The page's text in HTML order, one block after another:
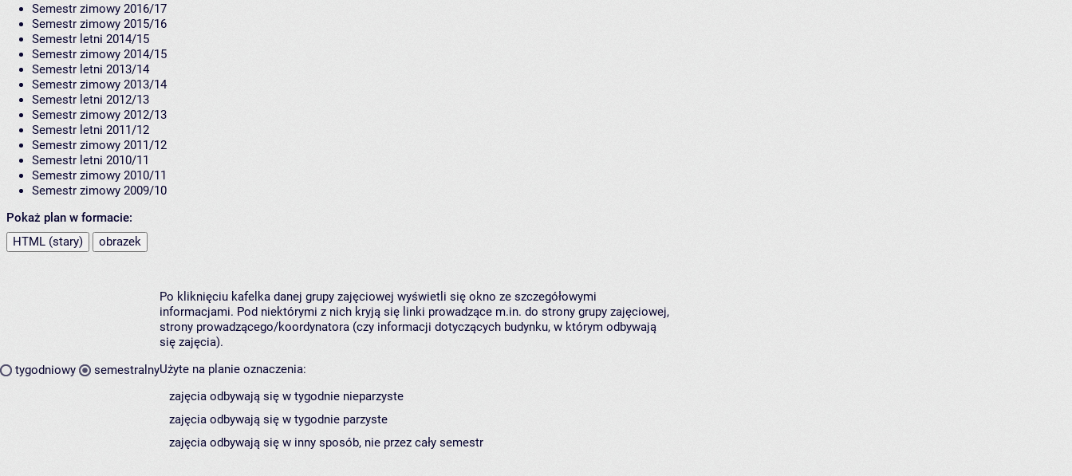
Semestr zimowy 2016/17
Semestr zimowy 2015/16
Semestr letni 2014/15
Semestr zimowy 2014/15
Semestr letni 2013/14
Semestr zimowy 2013/14
Semestr letni 2012/13
Semestr zimowy 2012/13
Semestr letni 2011/12
Semestr zimowy 2011/12
Semestr letni 2010/11
Semestr zimowy 2010/11
Semestr zimowy 2009/10
Pokaż plan w formacie:
HTML (stary)
obrazek
tygodniowy semestralny
Po kliknięciu kafelka danej grupy zajęciowej wyświetli się okno ze szczegółowymi
informacjami. Pod niektórymi z nich kryją się linki prowadzące m.in. do strony grupy zajęciowej,
strony prowadzącego/koordynatora (czy informacji dotyczących budynku, w którym odbywają
się zajęcia).
Użyte na planie oznaczenia:
zajęcia odbywają się w tygodnie nieparzyste
zajęcia odbywają się w tygodnie parzyste
zajęcia odbywają się w inny sposób, nie przez cały semestr